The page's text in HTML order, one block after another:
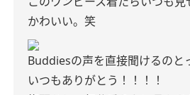
かわいい。笑
Buddiesの声を直接聞けるの
いつもありがとう！！！！